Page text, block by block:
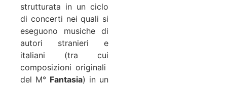
strutturata in un ciclo
di concerti nei quali si
eseguono musiche di
autori stranieri e
italiani (tra cui
composizioni originali
del M° Fantasia) in un